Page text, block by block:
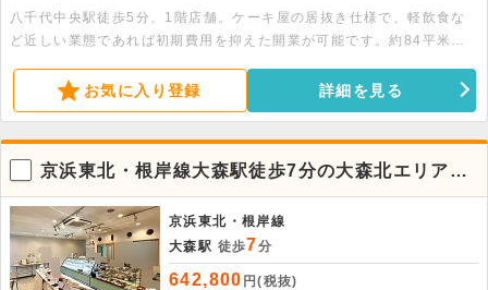
八千代中央駅徒歩5分、1階店舗。ケーキ屋の居抜き仕様で、軽飲食な
ど近しい業態であれば初期費用を抑えた開業が可能です。約84平米の
ください。 お気に入り登録 詳細を見る
京浜東北・根岸線大森駅徒歩7分の大森北エリア1
階店舗！洋菓子店居抜き物件
京浜東北・根岸線
大森駅 徒歩7分
642,800 円(税抜)